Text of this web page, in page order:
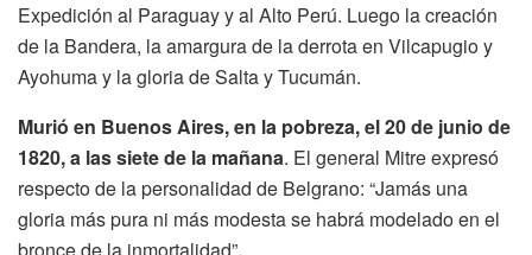
Expedición al Paraguay y al Alto Perú. Luego la creación
de la Bandera, la amargura de la derrota en Vilcapugio y
Ayohuma y la gloria de Salta y Tucumán.
Murió en Buenos Aires, en la pobreza, el 20 de junio de
1820, a las siete de la mañana. El general Mitre expresó
respecto de la personalidad de Belgrano: “Jamás una
gloria más pura ni más modesta se habrá modelado en el